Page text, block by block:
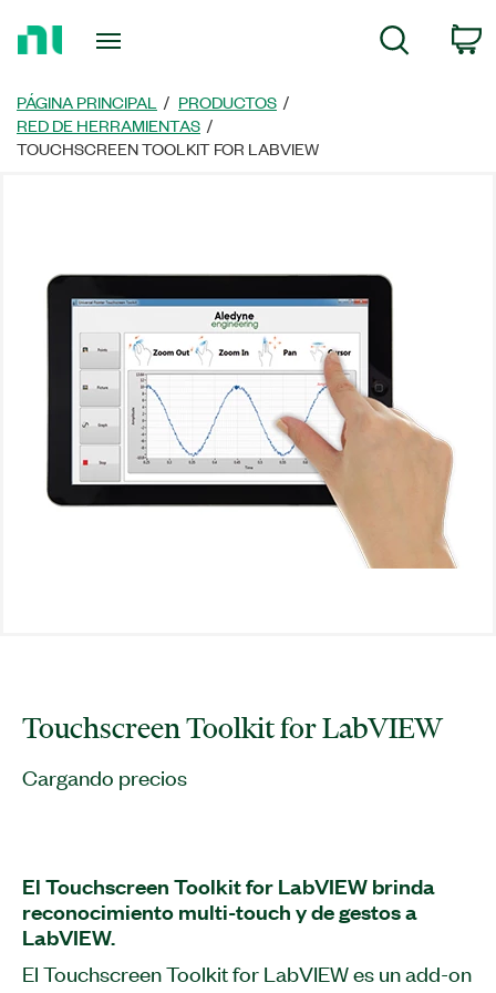
página
principal
Búsqueda
PÁGINA PRINCIPAL
PRODUCTOS
RED DE HERRAMIENTAS
TOUCHSCREEN TOOLKIT FOR LABVIEW
Touchscreen Toolkit for LabVIEW
Cargando precios
El Touchscreen Toolkit for LabVIEW brinda
reconocimiento multi-touch y de gestos a
LabVIEW.
El Touchscreen Toolkit for LabVIEW es un add-on